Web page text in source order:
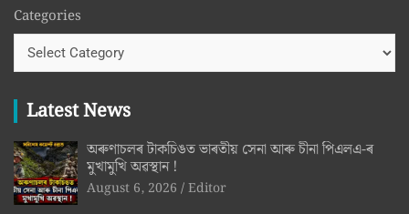
Categories
Latest News
অৰুণাচলৰ টাকচিঙত ভাৰতীয় সেনা আৰু চীনা পিএলএ-ৰ
মুখামুখি অৱস্থান !
August 6, 2026 Editor